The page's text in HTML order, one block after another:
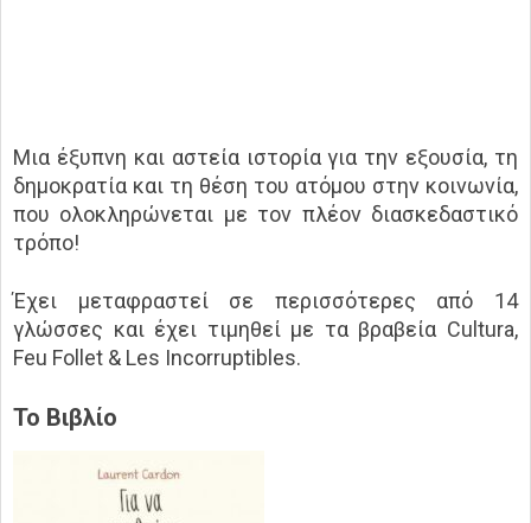
Μια έξυπνη και αστεία ιστορία για την εξουσία, τη
δημοκρατία και τη θέση του ατόμου στην κοινωνία,
που ολοκληρώνεται με τον πλέον διασκεδαστικό
τρόπο!
Έχει μεταφραστεί σε περισσότερες από 14
γλώσσες και έχει τιμηθεί με τα βραβεία Cultura,
Feu Follet & Les Incorruptibles.
Το Βιβλίο